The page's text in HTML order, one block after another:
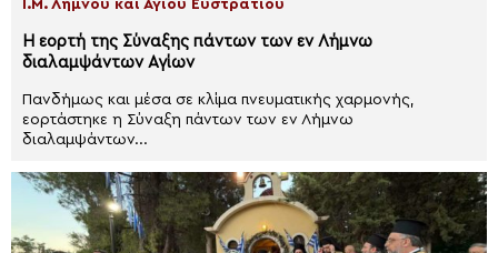
Ι.Μ. Λήμνου και Αγίου Ευστρατίου
Η εορτή της Σύναξης πάντων των εν Λήμνω
διαλαμψάντων Αγίων
Πανδήμως και μέσα σε κλίμα πνευματικής χαρμονής,
εορτάστηκε η Σύναξη πάντων των εν Λήμνω
διαλαμψάντων...